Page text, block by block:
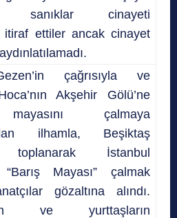
sanıklar cinayeti
itiraf ettiler ancak cinayet
çağrısıyla ve
Akşehir Gölü’ne
çalmaya
ilhamla, Beşiktaş
toplanarak İstanbul
“Barış Mayası” çalmak
gözaltına alındı.
ve yurttaşların